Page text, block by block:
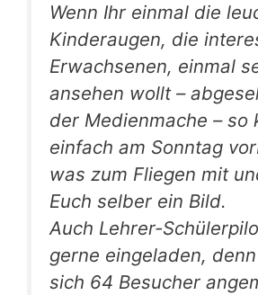
Wenn Ihr einmal die
Kinderaugen, die
Erwachsenen, einmal
ansehen wollt –
der Medienmache – so
einfach am Sonntag
was zum Fliegen mit
Euch selber ein Bild.
Auch Lehrer-
gerne eingeladen,
sich 64 Besucher